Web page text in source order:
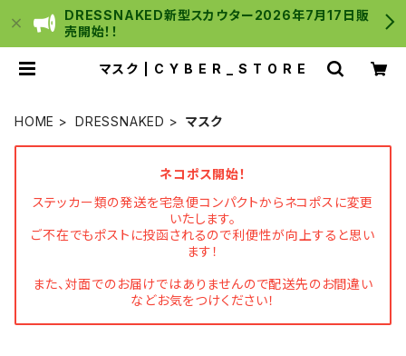
DRESSNAKED新型スカウター2026年7月17日販
売開始！！
マスク | C Y B E R _ S T O R E
HOME DRESSNAKED マスク
ネコポス開始！
ステッカー類の発送を宅急便コンパクトからネコポスに変更
いたします。
ご不在でもポストに投函されるので利便性が向上すると思い
ます！
また、対面でのお届けではありませんので配送先のお間違い
などお気をつけください！